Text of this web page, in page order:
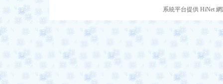
系統平台提供 HiNet